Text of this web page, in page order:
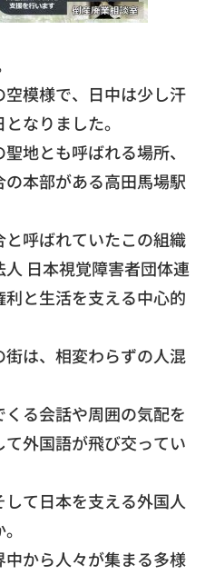
模様で、 日中は少し汗
なりました。
地とも呼ばれる場所、
本部がある高田馬場駅
呼ばれていたこの組織
日本視覚障害者団体連
利と生活を支える中心的
は、相変わらずの人混
る会話や周囲の気配を
外国語が飛び交ってい
して日本を支える外国人
中から人々が集まる多様